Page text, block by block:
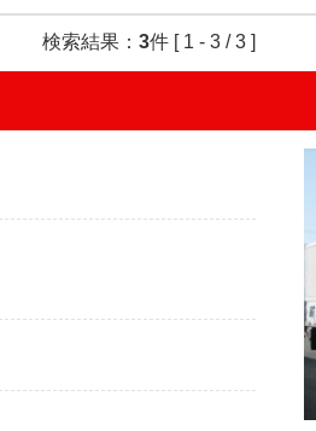
検索結果： 3件 [ 1 - 3 / 3 ]